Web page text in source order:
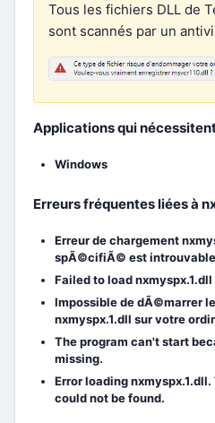
Tous les fichiers DLL de
sont scannés par un
Applications qui
Windows
Erreurs fréquentes liées à
Erreur de chargement
spÃ©cifiÃ© est
Failed to load nxmyspx.1.dll
Impossible de dÃ©marrer
nxmyspx.1.dll sur votre
The program can't start
missing.
Error loading
could not be found.